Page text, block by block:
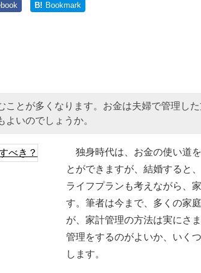
B! Bookmark
とが多くなります。お金は夫婦で管理した
いのでしょうか。
独身時代は、お金の使い道
とができますが、結婚すると
ライフプランも考えながら、
す。筆者は今まで、多くの家
が、家計管理の方法は実にさ
管理をするのがよいか、いく
します。